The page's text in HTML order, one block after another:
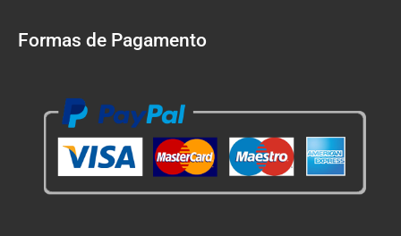
Formas de Pagamento